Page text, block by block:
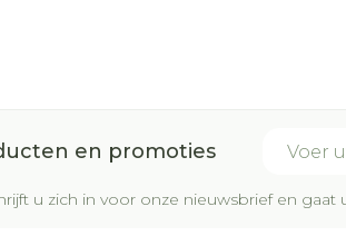
en promoties
u zich in voor onze nieuwsbrief en